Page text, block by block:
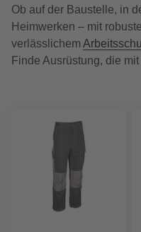
Ob auf der Baustelle, in
Heimwerken – mit
verlässlichem
Finde Ausrüstung, die